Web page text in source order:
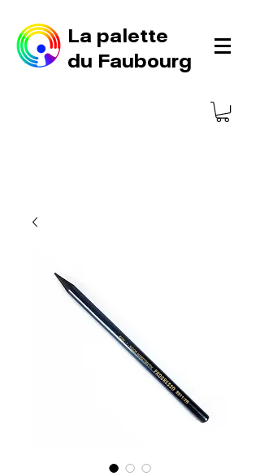
La palette
du Faubourg